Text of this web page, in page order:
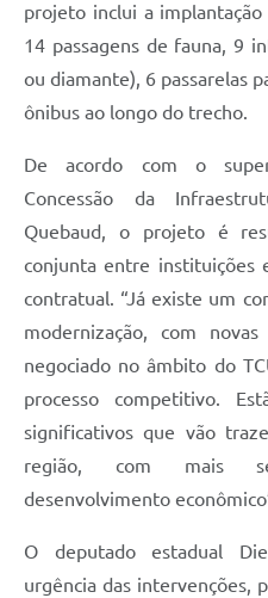
projeto inclui a
14 passagens de fauna, 9
ou diamante), 6 passarelas
ônibus ao longo do trecho.
De acordo com o
Concessão da
Quebaud, o projeto é
conjunta entre instituições
contratual. “Já existe um
modernização, com
negociado no âmbito do
processo competitivo.
significativos que vão
região, com mais
desenvolvimento
O deputado estadual
urgência das intervenções,